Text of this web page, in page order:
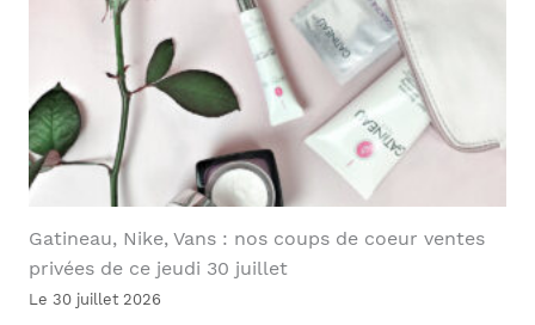
Gatineau, Nike, Vans : nos coups de coeur ventes
privées de ce jeudi 30 juillet
Le 30 juillet 2026